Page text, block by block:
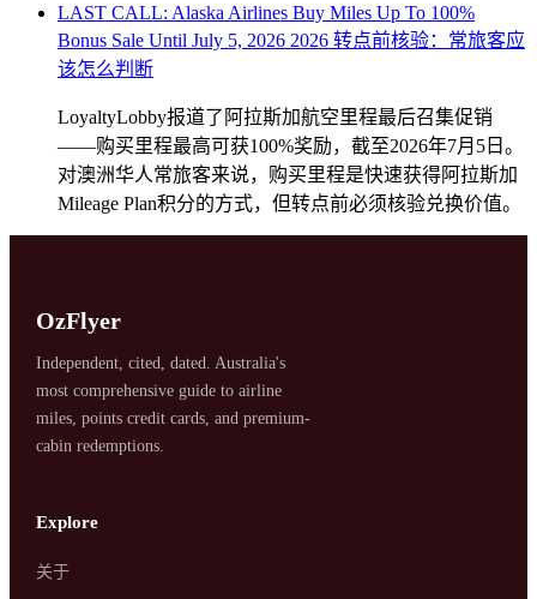
LAST CALL: Alaska Airlines Buy Miles Up To 100%
Bonus Sale Until July 5, 2026 2026 转点前核验：常旅客应
该怎么判断
LoyaltyLobby报道了阿拉斯加航空里程最后召集促销
——购买里程最高可获100%奖励，截至2026年7月5日。
对澳洲华人常旅客来说，购买里程是快速获得阿拉斯加
Mileage Plan积分的方式，但转点前必须核验兑换价值。
OzFlyer
Independent, cited, dated. Australia's
most comprehensive guide to airline
miles, points credit cards, and premium-
cabin redemptions.
Explore
关于